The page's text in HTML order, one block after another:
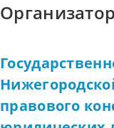
Организатор
правового